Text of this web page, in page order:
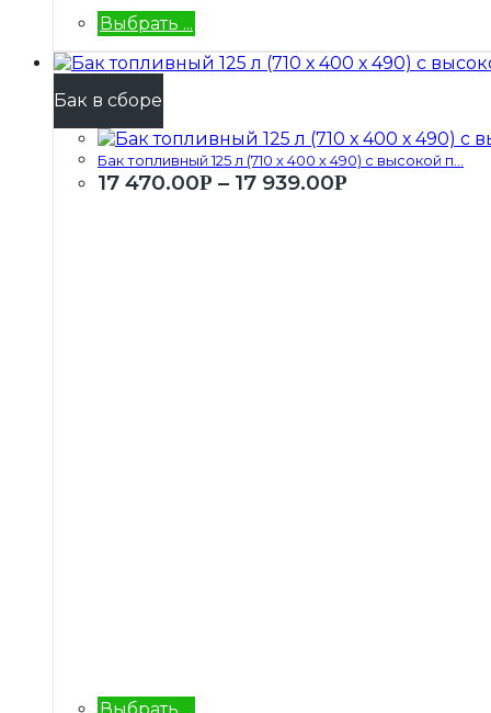
Выбрать ...
Бак в сборе
Бак топливный 125 л (710 х 400 х 490) с высокой п...
17 470.00Р – 17 939.00Р